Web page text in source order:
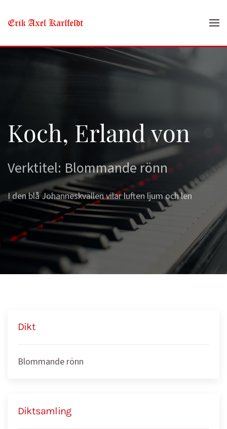
Skip to main content
Koch, Erland von
Verktitel: Blommande rönn
I den blå Johanneskvällen vilar luften ljum och len
Dikt
Blommande rönn
Diktsamling